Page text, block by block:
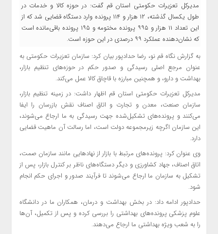
مدیرکل تعزیرات حکومتی استان قم گفت: در حوزه کالا و خدمات در
طول یکسال گذشته، ۱۲ هزار و ۱۱۴ پرونده وارد دستگاه قضایی شد که از
این تعداد ۱۱ هزار و ۹۹۵ پرونده مختومه و ۱۹۵ پرونده باقی‌مانده است
که نشان‌دهنده عملکرد ۹۹ درصدی در این حوزه است.
به گزارش نگاه قم نو، رضا حدادپور بیان کرد: سازمان تعزیرات حکومتی به
عنوان مرجع اصلی رسیدگی و صدور حکم در حوزه‌های تنظیم بازار،
بهداشت و دارو، و همچنین مبارزه با قاچاق کالا عمل می‌کند.
مدیرکل تعزیرات حکومتی استان قم اظهار داشت: در زمینه تنظیم بازار،
سازمان صنعت، معدن و تجارت و اتاق اصناف نقش بازرسان را ایفا
می‌کنند و پرونده‌های تشکیل‌شده جهت رسیدگی به ما ارجاع می‌شوند،
این سازمان اگرچه زیرمجموعه دولت است، اما رسالت آن ماهیت قضایی
دارد.
وی عنوان کرد: پرونده‌های مرتبط با بازار از نهادهایی مانند سازمان صمت،
اتاق اصناف، جهاد کشاورزی و دیگر دستگاه‌های ناظر بر کنترل بازار، پس از
تشکیل به سازمان ما ارجاع می‌شوند تا فرآیند صدور و اجرای حکم انجام
شود.
حدادپور ادامه داد: در بخش بهداشت و درمان، همکاران ما در دانشگاه
علوم پزشکی پرونده‌های بهداشتی را بررسی کرده و پس از تکمیل، آن‌ها
را به شعب ویژه بهداشتی ما ارجاع می‌دهند.